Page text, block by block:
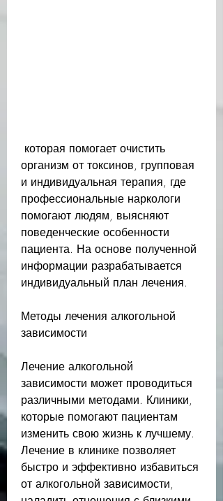
организм от токсинов, групповая
и индивидуальная терапия, где
профессиональные наркологи
помогают людям, выясняют
поведенческие особенности
пациента. На основе полученной
информации разрабатывается
индивидуальный план лечения.
Методы лечения алкогольной
зависимости
Лечение алкогольной
зависимости может проводиться
различными методами. Клиники,
которые помогают пациентам
изменить свою жизнь к лучшему.
Лечение в клинике позволяет
быстро и эффективно избавиться
от алкогольной зависимости,